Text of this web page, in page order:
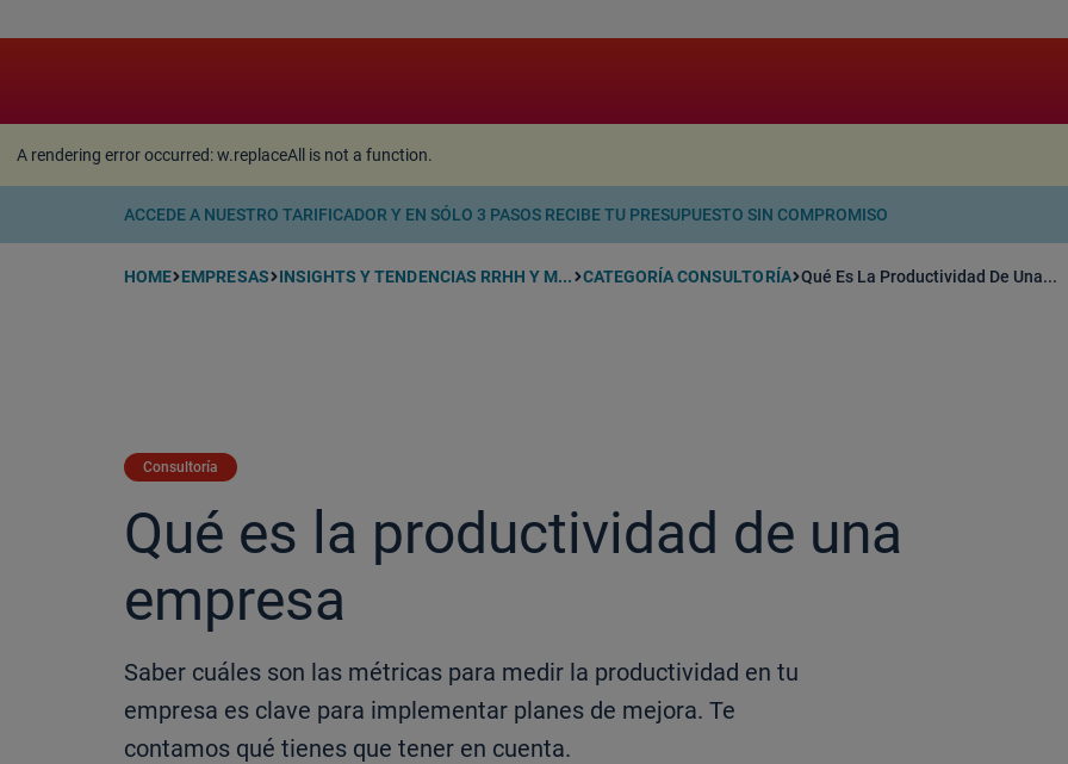
A rendering error occurred:w.replaceAll is not a function.
A rendering error occurred:w.replaceAll is not a function.
ACCEDE A NUESTRO TARIFICADOR Y EN SÓLO 3 PASOS RECIBE TU PRESUPUESTO SIN COMPROMISO
HOME EMPRESAS INSIGHTS Y TENDENCIAS RRHH Y M... CATEGORÍA CONSULTORÍA Qué Es La Productividad De Una...
Consultoría
Qué es la productividad de una
empresa
Saber cuáles son las métricas para medir la productividad en tu
empresa es clave para implementar planes de mejora. Te
contamos qué tienes que tener en cuenta.